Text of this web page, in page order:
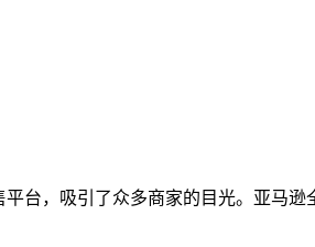
台，吸引了众多商家的目光。亚马